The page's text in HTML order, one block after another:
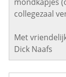
collegezaal
Met
Dick Naafs